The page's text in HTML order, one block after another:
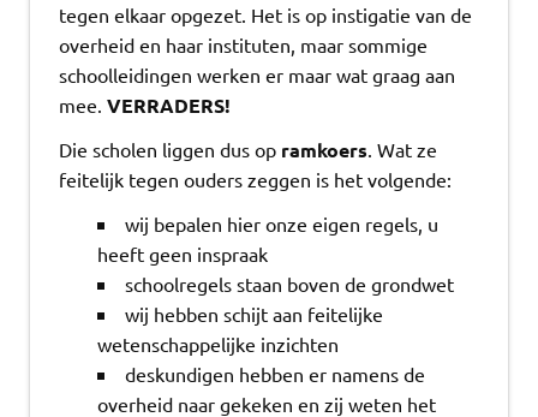
tegen elkaar opgezet. Het is op instigatie van de
overheid en haar instituten, maar sommige
schoolleidingen werken er maar wat graag aan
mee. VERRADERS!
Die scholen liggen dus op ramkoers . Wat ze
feitelijk tegen ouders zeggen is het volgende:
wij bepalen hier onze eigen regels, u
heeft geen inspraak
schoolregels staan boven de grondwet
wij hebben schijt aan feitelijke
wetenschappelijke inzichten
deskundigen hebben er namens de
overheid naar gekeken en zij weten het